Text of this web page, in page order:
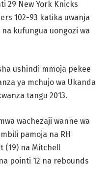
29 New York Knicks
102-93 katika uwanja
kufungua uongozi wa
ushindi mmoja pekee
ya mchujo wa Ukanda
tangu 2013.
wachezaji wanne wa
pamoja na RH
(19) na Mitchell
pointi 12 na rebounds